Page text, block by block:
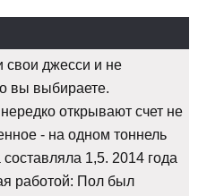
свои джесси и не
вы выбираете.
открывают счет не
- на одном тоннель
1,5. 2014 года
работой: Пол был